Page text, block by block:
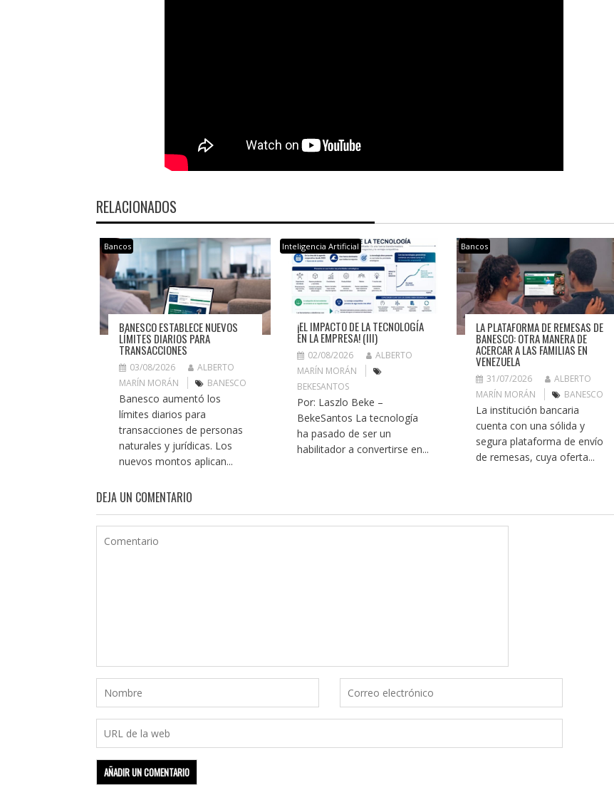
RELACIONADOS
Bancos
BANESCO ESTABLECE NUEVOS
LÍMITES DIARIOS PARA
TRANSACCIONES
03/08/2026
ALBERTO
MARÍN MORÁN
BANESCO
Banesco aumentó los
límites diarios para
transacciones de personas
naturales y jurídicas. Los
nuevos montos aplican...
Inteligencia Artificial
¡EL IMPACTO DE LA TECNOLOGÍA
EN LA EMPRESA! (III)
02/08/2026
ALBERTO
MARÍN MORÁN
BEKESANTOS
Por: Laszlo Beke –
BekeSantos La tecnología
ha pasado de ser un
habilitador a convertirse en...
Bancos
LA PLATAFORMA DE REMESAS DE
BANESCO: OTRA MANERA DE
ACERCAR A LAS FAMILIAS EN
VENEZUELA
31/07/2026
ALBERTO
MARÍN MORÁN
BANESCO
La institución bancaria
cuenta con una sólida y
segura plataforma de envío
de remesas, cuya oferta...
DEJA UN COMENTARIO